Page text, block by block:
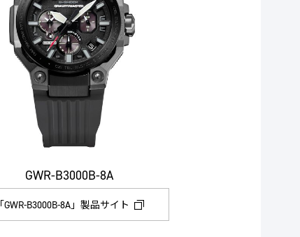
GWR-B3000B-8A
「GWR-B3000B-8A」製品サイト